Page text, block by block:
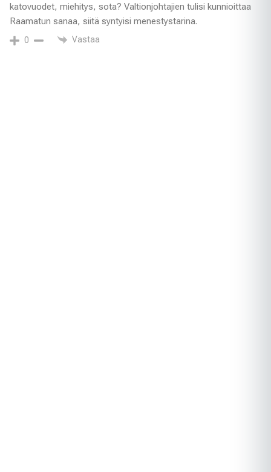
katovuodet, miehitys, sota? Valtionjohtajien tulisi kunnioittaa
Raamatun sanaa, siitä syntyisi menestystarina.
0 Vastaa